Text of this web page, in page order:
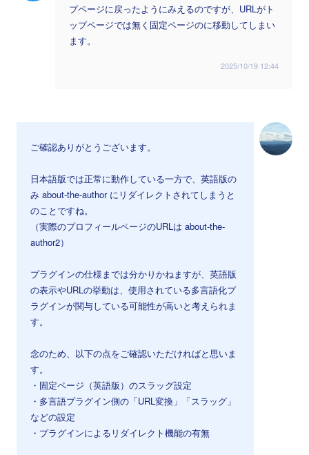
プページに戻ったようにみえるのですが、URLがト
ップページでは無く固定ページのに移動してしまい
ます。
2025/10/19 12:44
ご確認ありがとうございます。
日本語版では正常に動作している一方で、英語版の
み about-the-author にリダイレクトされてしまうと
のことですね。
（実際のプロフィールページのURLは about-the-
author2）
プラグインの仕様までは分かりかねますが、英語版
の表示やURLの挙動は、使用されている多言語化プ
ラグインが関与している可能性が高いと考えられま
す。
念のため、以下の点をご確認いただければと思いま
す。
・固定ページ（英語版）のスラッグ設定
・多言語プラグイン側の「URL変換」「スラッグ」
などの設定
・プラグインによるリダイレクト機能の有無